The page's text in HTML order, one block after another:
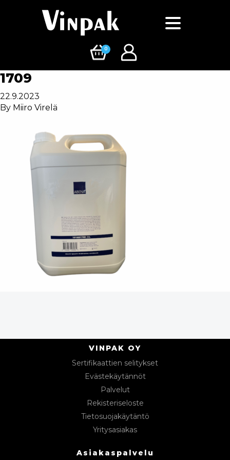
0
1709
22.9.2023
By Miiro Virelä
VINPAK OY
Sertifikaattien selitykset
Evästekäytännöt
Palvelut
Rekisteriseloste
Tietosuojakäytäntö
Yritysasiakas
Asiakaspalvelu